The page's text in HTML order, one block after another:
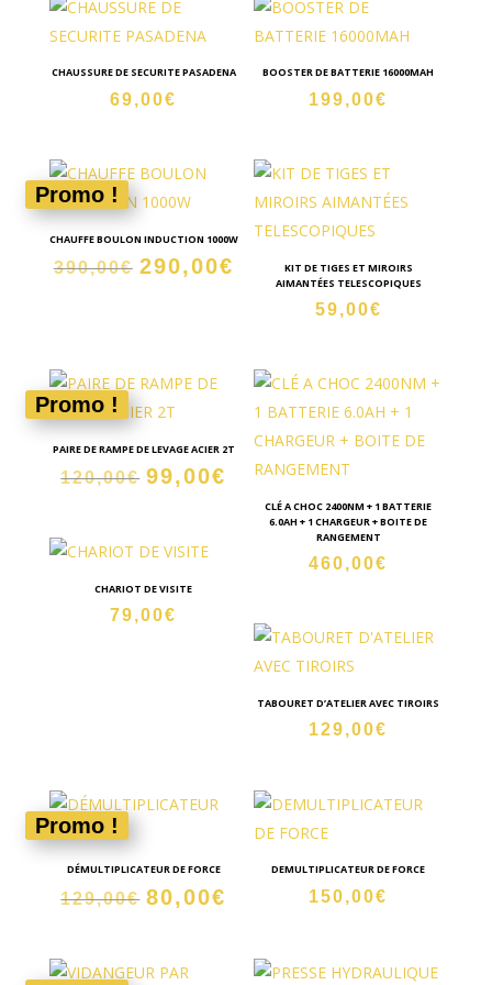
CHAUSSURE DE SECURITE PASADENA
69,00€
BOOSTER DE BATTERIE 16000MAH
199,00€
Promo !
CHAUFFE BOULON INDUCTION 1000W
390,00€ Le
390,00€.
290,00€
290,00€.
KIT DE TIGES ET MIROIRS
AIMANTÉES TELESCOPIQUES
59,00€
Promo !
PAIRE DE RAMPE DE LEVAGE ACIER 2T
120,00€ Le
était :
120,00€.
99,00€
prix
actuel
CLÉ A CHOC 2400NM + 1 BATTERIE
6.0AH + 1 CHARGEUR + BOITE DE
RANGEMENT
460,00€
CHARIOT DE VISITE
79,00€
TABOURET D’ATELIER AVEC TIROIRS
129,00€
Promo !
DÉMULTIPLICATEUR DE FORCE
129,00€ Le
était :
80,00€
est :
DEMULTIPLICATEUR DE FORCE
150,00€